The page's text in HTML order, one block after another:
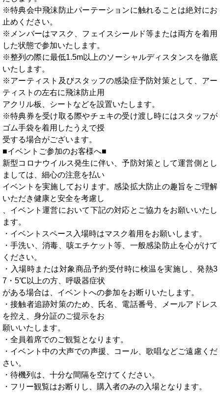
※特典会中飛沫防止パーテーションに触れることは絶対にお
止めください。
※メンバーはマスク、フェイスシールド等または両方を着用
した状態で参加いたします。
※整列の際に最低1.5m以上のソーシャルディスタンスを徹底
いたします。
※アーティスト及びスタッフの感染症予防対策として、アー
ティストの左右に飛沫防止用
アクリル板、シートなどを設置いたします。
※特典券を受け取る際やチェキの受け渡し時にはスタッフが
ゴム手袋を着用したうえで授
受する場合がございます。
■イベントご参加のお客様へ■
新型コロナウイルス発生に伴い、予防対策として運営側とし
ましては、細心の注意を払い
イベントを実施しております。感染拡大防止の趣旨をご理解
いただき健康と安全を考慮し
、イベント運営において下記の対応とご協力をお願いいたし
ます。
・イベントスペース入場時はマスク着用をお願いします。
・手洗い、消毒、咳エチケット等、一般感染防止を心がけて
ください。
・入場時または対象商品予約受付時に検温を実施し、発熱3
7・5℃以上の方、呼吸器症状
がある場合は、イベントへの参加をお断りいたします。
・接触者追跡対策のため、氏名、電話番号、メールアドレス
を控え、身分証のご提示をお
願いいたします。
・全員着席でのご観覧となります。
・イベント中の大声での声援、コール、歌唱などご遠慮くだ
さい。
・待機列は、十分な間隔を空けてください。
・フリー観覧はお断りし、購入者のみの入場となります。